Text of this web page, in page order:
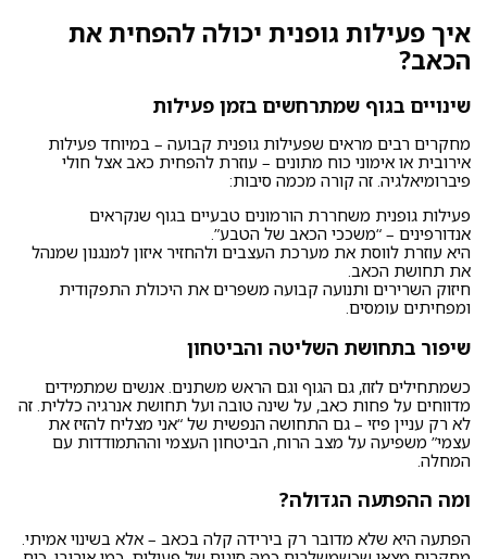
איך פעילות גופנית יכולה להפחית את
הכאב?
שינויים בגוף שמתרחשים בזמן פעילות
מחקרים רבים מראים שפעילות גופנית קבועה – במיוחד פעילות
אירובית או אימוני כוח מתונים – עוזרת להפחית כאב אצל חולי
פיברומיאלגיה. זה קורה מכמה סיבות:
פעילות גופנית משחררת הורמונים טבעיים בגוף שנקראים
אנדורפינים – “משככי הכאב של הטבע”.
היא עוזרת לווסת את מערכת העצבים ולהחזיר איזון למנגנון שמנהל
את תחושת הכאב.
חיזוק השרירים ותנועה קבועה משפרים את היכולת התפקודית
ומפחיתים עומסים.
שיפור בתחושת השליטה והביטחון
כשמתחילים לזוז, גם הגוף וגם הראש משתנים. אנשים שמתמידים
מדווחים על פחות כאב, על שינה טובה ועל תחושת אנרגיה כללית. זה
לא רק עניין פיזי – גם התחושה הנפשית של “אני מצליח להזיז את
עצמי” משפיעה על מצב הרוח, הביטחון העצמי וההתמודדות עם
המחלה.
ומה ההפתעה הגדולה?
הפתעה היא שלא מדובר רק בירידה קלה בכאב – אלא בשינוי אמיתי.